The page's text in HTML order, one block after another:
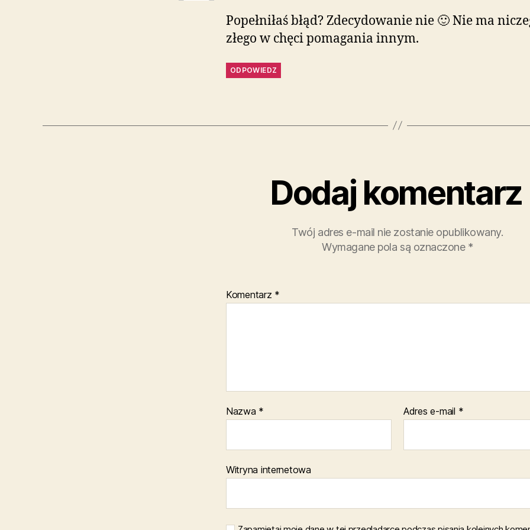
Popełniłaś błąd? Zdecydowanie nie 🙂 Nie ma
złego w chęci pomagania innym.
ODPOWIEDZ
Dodaj komentarz
Twój adres e-mail nie zostanie opublikowany.
Wymagane pola są oznaczone *
Komentarz *
Nazwa * Adres e-mail *
Witryna internetowa